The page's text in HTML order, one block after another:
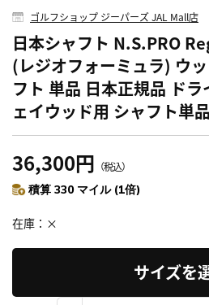
ゴルフショップ ジーパーズ JAL Mall店
日本シャフト N.S.PRO
(レジオフォーミュラ) ウ
フト 単品 日本正規品 ド
ェイウッド用 シャフト単
36,300円 （税込）
積算 330 マイル (1倍)
在庫 ×
サイズを